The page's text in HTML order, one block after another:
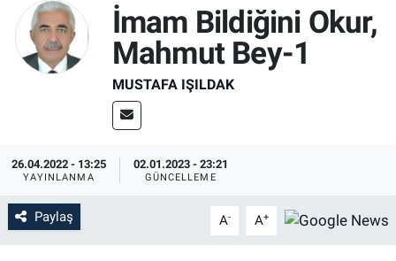
İmam Bildiğini Okur,
Mahmut Bey-1
MUSTAFA IŞILDAK
26.04.2022 - 13:25
YAYINLANMA
02.01.2023 - 23:21
GÜNCELLEME
Paylaş A- A+
Röportajlar
Magazin
Bölge Haberleri
Sağlık
Adiyaman Namaz Vakitleri
Trafik Durumu
Süper Lig Puan Durumu ve Fikstür
Haber Arşivi